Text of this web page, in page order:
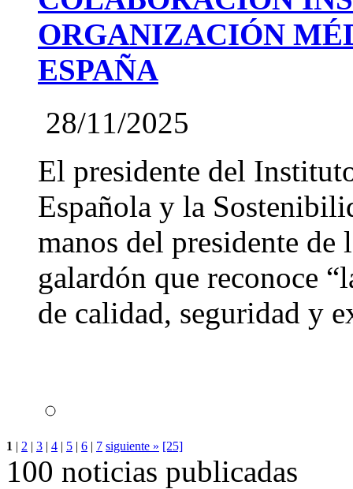
ORGANIZACIÓN
ESPAÑA
28/11/2025
El presidente del
Española y la
manos del presidente de
galardón que reconoce
de calidad, seguridad y
1 | 2 | 3 | 4 | 5 | 6 | 7 siguiente » [25]
100 noticias publicadas